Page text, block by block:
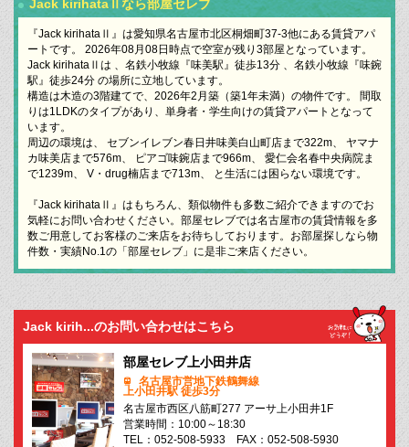
Jack kirihataⅡなら部屋セレブ
『Jack kirihataⅡ』は愛知県名古屋市北区桐畑町37-3他にある賃貸アパ
ートです。 2026年08月08日時点で空室が残り3部屋となっています。
Jack kirihataⅡは 、名鉄小牧線『味美駅』徒歩13分 、名鉄小牧線『味鋺
駅』徒歩24分 の場所に立地しています。
構造は木造の3階建てで、2026年2月築（築1年未満）の物件です。 間取
りは1LDKのタイプがあり、単身者・学生向けの賃貸アパートとなって
います。
周辺の環境は、 セブンイレブン春日井味美白山町店まで322m、 ヤマナ
カ味美店まで576m、 ピアゴ味鋺店まで966m、 愛仁会名春中央病院ま
で1239m、 V・drug楠店まで713m、 と生活には困らない環境です。
『Jack kirihataⅡ』はもちろん、類似物件も多数ご紹介できますのでお
気軽にお問い合わせください。部屋セレブでは名古屋市の賃貸情報を多
数ご用意してお客様のご来店をお待ちしております。お部屋探しなら物
件数・実績No.1の「部屋セレブ」に是非ご来店ください。
Jack kirih...のお問い合わせはこちら
部屋セレブ上小田井店
名古屋市営地下鉄鶴舞線
上小田井駅 徒歩3分
名古屋市西区八筋町277 アーサ上小田井1F
営業時間：10:00～18:30
TEL：052-508-5933 FAX：052-508-5930